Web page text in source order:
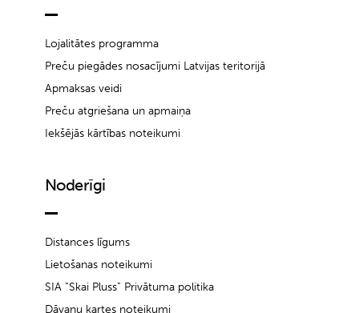
Lojalitātes programma
Preču piegādes nosacījumi Latvijas teritorijā
Apmaksas veidi
Preču atgriešana un apmaiņa
Iekšējās kārtības noteikumi
Noderīgi
Distances līgums
Lietošanas noteikumi
SIA “Skai Pluss” Privātuma politika
Dāvanu kartes noteikumi